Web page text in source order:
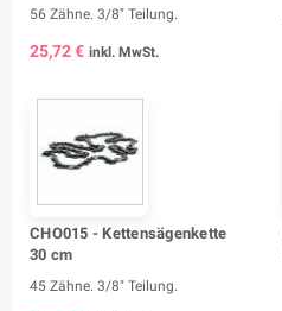
56 Zähne. 3/8" Teilung.
25,72 € inkl. MwSt.
CHO015 - Kettensägenkette
30 cm
45 Zähne. 3/8" Teilung.